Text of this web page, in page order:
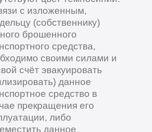
с изложенным,
(собственнику)
брошенного
средства,
своими силами и
счёт эвакуировать
данное
средство в
прекращения его
либо
данное